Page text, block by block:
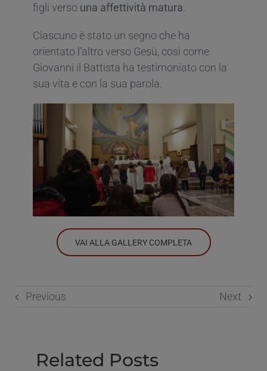
figli verso una affettività matura
Ciascuno è stato un segno che ha
orientato l’altro verso Gesù, così come
Giovanni il Battista ha testimoniato con la
sua vita e con la sua parola.
VAI ALLA GALLERY COMPLETA
Previous Next
Related Posts